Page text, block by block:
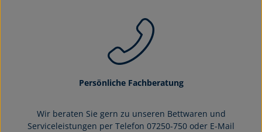
Persönliche Fachberatung
Wir beraten Sie gern zu unseren Bettwaren und
Serviceleistungen per Telefon 07250-750 oder E-Mail